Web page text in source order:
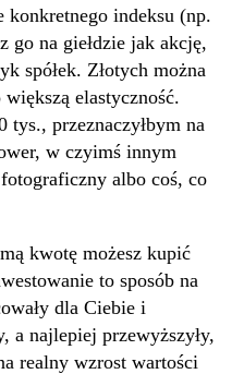
konkretnego indeksu (np.
go na giełdzie jak akcję,
spółek. Złotych można
elastyczność.
przeznaczyłbym na
w czyimś innym
albo coś, co
kwotę możesz kupić
to sposób na
dla Ciebie i
a najlepiej przewyższyły,
realny wzrost wartości